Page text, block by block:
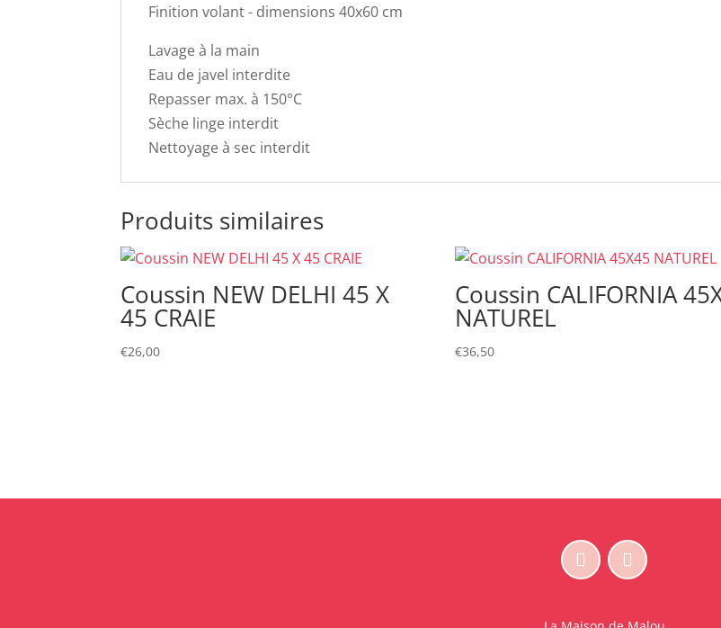
Finition volant - dimensions 40x60 cm
Lavage à la main
Eau de javel interdite
Repasser max. à 150°C
Sèche linge interdit
Nettoyage à sec interdit
Produits similaires
Coussin NEW DELHI 45 X
45 CRAIE
€26,00
Coussin CALIFORNIA
NATUREL
€36,50